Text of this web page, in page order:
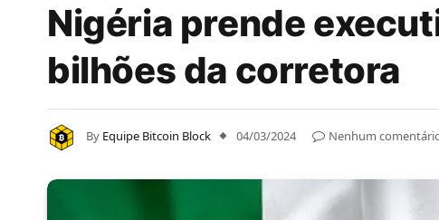
Nigéria prende
bilhões da corretora
By Equipe Bitcoin Block 04/03/2024 Nenhum